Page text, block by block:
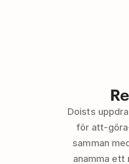
Doists
för att-
samman
anamma ett